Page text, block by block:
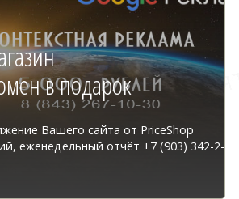
в подарок
Вашего сайта от PriceShop
еженедельный отчёт +7 (903) 342-2-